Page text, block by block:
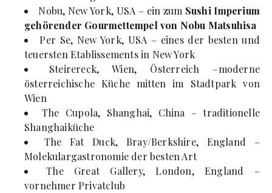
Nobu, New York, USA – ein zum Sushi Imperium
gehörender Gourmettempel von Nobu Matsuhisa
Per Se, New York, USA – eines der besten und
teuersten Etablissements in New York
Steirereck, Wien, Österreich –moderne
österreichische Küche mitten im Stadtpark von
Wien
The Cupola, Shanghai, China – traditionelle
Shanghaiküche
The Fat Duck, Bray/Berkshire, England –
Molekulargastronomie der besten Art
The Great Gallery, London, England –
vornehmer Privatclub